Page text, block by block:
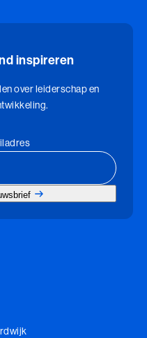
inspireren
over leiderschap en